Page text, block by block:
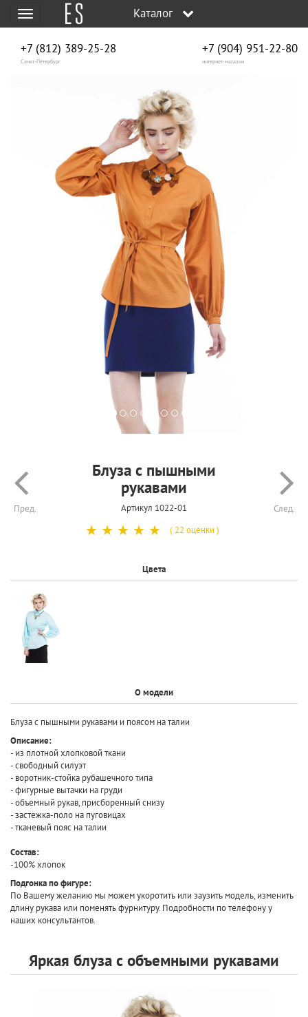
Меню Каталог
+7 (812) 389-25-28
Санкт-Петербург
+7 (904) 951‑22‑80
интернет-магазин
Пред.
Блуза с пышными
рукавами
Артикул 1022-01 След.
☆
☆
☆
☆
☆ ( 22 оценки )
Цвета
О модели
Блуза с пышными рукавами и поясом на талии
Описание:
- из плотной хлопковой ткани
- свободный силуэт
- воротник-стойка рубашечного типа
- фигурные вытачки на груди
- объемный рукав, присборенный снизу
- застежка-поло на пуговицах
- тканевый пояс на талии
Состав:
-100% хлопок
Подгонка по фигуре:
По Вашему желанию мы можем укоротить или заузить модель, изменить
длину рукава или поменять фурнитуру. Подробности по телефону у
наших консультантов.
Яркая блуза с объемными рукавами